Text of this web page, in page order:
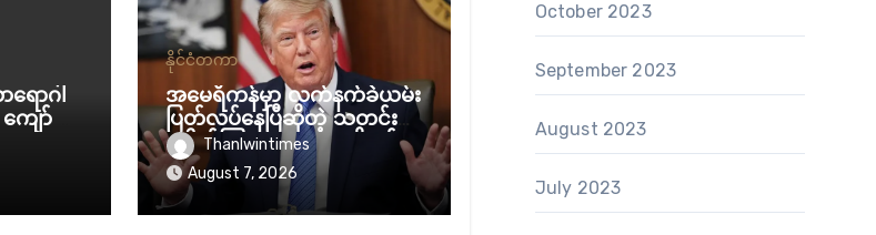
ောဂါ
ော် ရှိ
နိုင်ငံတကာ
အမေရိကန်မှာ လက်နက်ခဲယမ်း
ပြတ်လပ်နေပြီဆိုတဲ့ သတင်း
ပေါက်ကြားစေသူတွေကို နှစ်
ရှည် ထောင်ဒဏ်ချမယ်လို့ ထရ
န့် ပြော
Thanlwintimes
August 7, 2026
October 2023
September 2023
August 2023
July 2023